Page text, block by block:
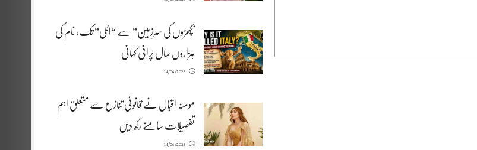
بچھڑوں کی سرزمین” سے “اٹلی” تک، نام کی
ہزاروں سال پرانی کہانی
14/06/2026
مومنہ اقبال نے قانونی تنازع سے متعلق اہم
تفصیلات سامنے رکھ دیں
14/06/2026